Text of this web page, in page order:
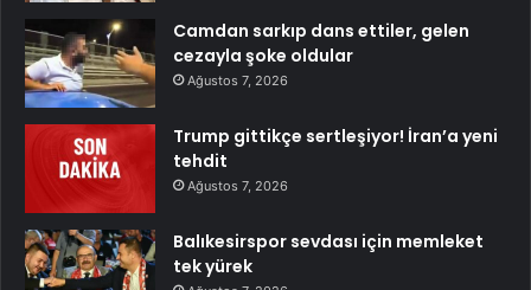
Camdan sarkıp dans ettiler, gelen
cezayla şoke oldular
Ağustos 7, 2026
Trump gittikçe sertleşiyor! İran’a yeni
tehdit
Ağustos 7, 2026
Balıkesirspor sevdası için memleket
tek yürek